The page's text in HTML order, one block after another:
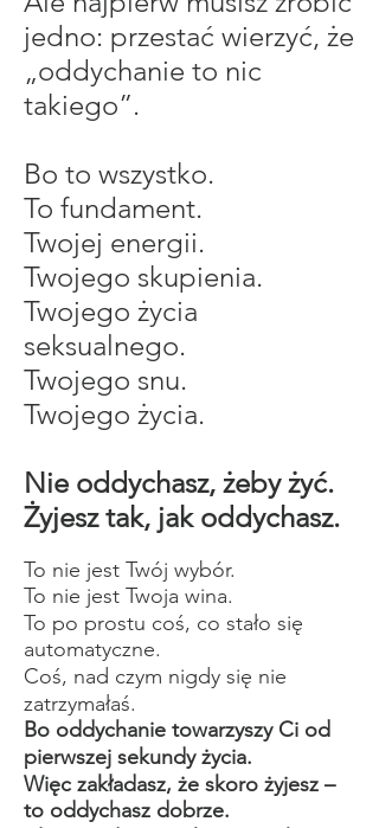
jedno: przestać wierzyć, że
„oddychanie to nic
takiego”.
Bo to wszystko.
To fundament.
Twojej energii.
Twojego skupienia.
Twojego życia
seksualnego.
Twojego snu.
Twojego życia.
Nie oddychasz, żeby żyć.
Żyjesz tak, jak oddychasz.
To nie jest Twój wybór.
To nie jest Twoja wina.
To po prostu coś, co stało się
automatyczne.
Coś, nad czym nigdy się nie
zatrzymałaś.
Bo oddychanie towarzyszy Ci od
pierwszej sekundy życia.
Więc zakładasz, że skoro żyjesz –
to oddychasz dobrze.